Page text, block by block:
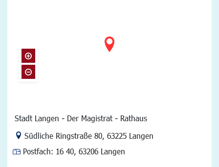
Stadt Langen - Der Magistrat - Rathaus
Link zur Google-Maps Navigation
Südliche Ringstraße 80, 63225 Langen
Postfach: 16 40, 63206 Langen